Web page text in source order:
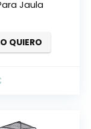
Jaula
QUIERO